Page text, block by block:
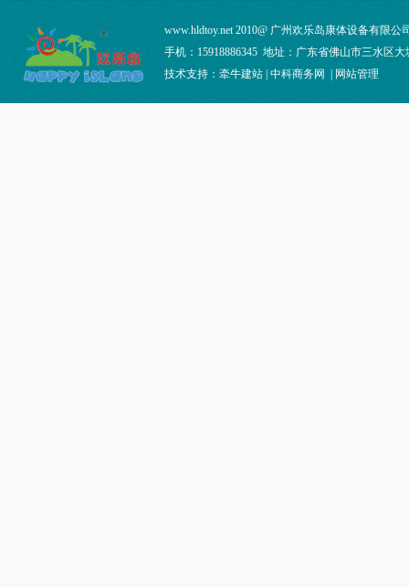
www.hldtoy.net 2010@ 广州欢乐岛康体设备有限
手机：15918886345 地址：广东省佛山市三水区
技术支持： 牵牛建站 中科商务网 网站管理